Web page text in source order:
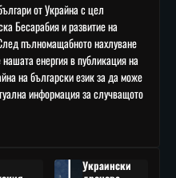
от Украйна с цел
Бесарабия и развитие на
пълномащабното нахлуване
енергия в публикация на
на български език за да може
информация за случващото
Украински